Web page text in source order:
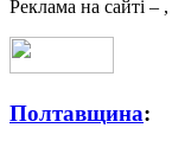
Реклама на сайті – ,
Полтавщина: